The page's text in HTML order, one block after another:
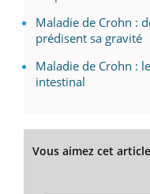
Maladie de Crohn :
prédisent sa gravité
Maladie de Crohn :
intestinal
Vous aimez cet